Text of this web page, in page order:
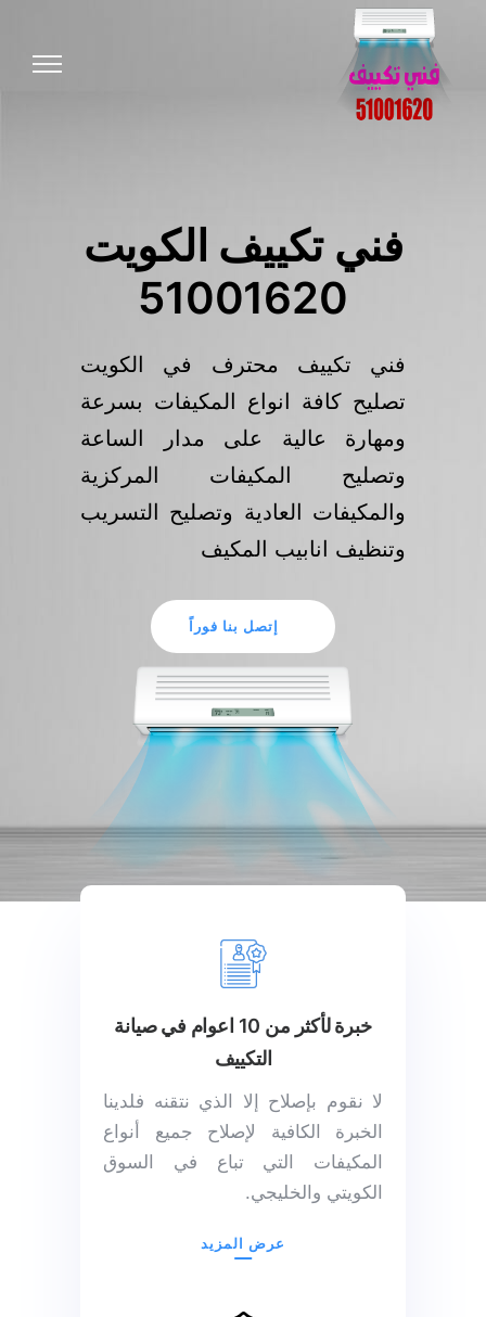
فني تكييف الكويت
51001620
فني تكييف محترف في الكويت
تصليح كافة انواع المكيفات بسرعة
ومهارة عالية على مدار الساعة
وتصليح المكيفات المركزية
والمكيفات العادية وتصليح التسريب
وتنظيف انابيب المكيف
إتصل بنا فوراً
خبرة لأكثر من 10 اعوام في صيانة
التكييف
لا نقوم بإصلاح إلا الذي نتقنه فلدينا
الخبرة الكافية لإصلاح جميع أنواع
المكيفات التي تباع في السوق
الكويتي والخليجي.
عرض المزيد